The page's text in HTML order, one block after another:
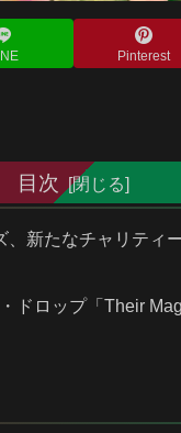
Pinterest
目次
、新たなチャリテ
ドロップ「Their